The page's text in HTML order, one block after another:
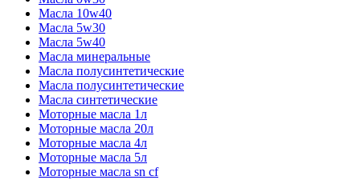
Масла 10w40
Масла 5w30
Масла 5w40
Масла минеральные
Масла полусинтетические
Масла полусинтетические
Масла синтетические
Моторные масла 1л
Моторные масла 20л
Моторные масла 4л
Моторные масла 5л
Моторные масла sn cf